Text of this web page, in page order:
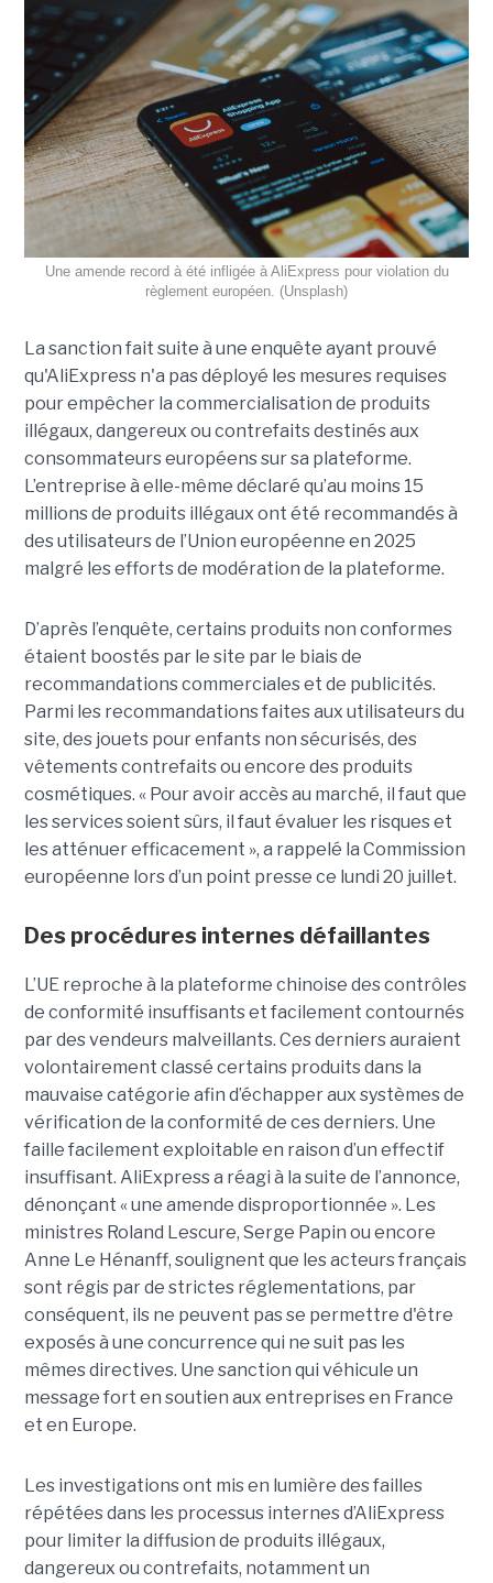
Une amende record à été infligée à AliExpress pour violation du
règlement européen. (Unsplash)
La sanction fait suite à une enquête ayant prouvé
qu'AliExpress n'a pas déployé les mesures requises
pour empêcher la commercialisation de produits
illégaux, dangereux ou contrefaits destinés aux
consommateurs européens sur sa plateforme.
L’entreprise à elle-même déclaré qu’au moins 15
millions de produits illégaux ont été recommandés à
des utilisateurs de l’Union européenne en 2025
malgré les efforts de modération de la plateforme.
D’après l’enquête, certains produits non conformes
étaient boostés par le site par le biais de
recommandations commerciales et de publicités.
Parmi les recommandations faites aux utilisateurs du
site, des jouets pour enfants non sécurisés, des
vêtements contrefaits ou encore des produits
cosmétiques. « Pour avoir accès au marché, il faut que
les services soient sûrs, il faut évaluer les risques et
les atténuer efficacement », a rappelé la Commission
européenne lors d’un point presse ce lundi 20 juillet.
Des procédures internes défaillantes
L’UE reproche à la plateforme chinoise des contrôles
de conformité insuffisants et facilement contournés
par des vendeurs malveillants. Ces derniers auraient
volontairement classé certains produits dans la
mauvaise catégorie afin d’échapper aux systèmes de
vérification de la conformité de ces derniers. Une
faille facilement exploitable en raison d’un effectif
insuffisant. AliExpress a réagi à la suite de l’annonce,
dénonçant « une amende disproportionnée ». Les
ministres Roland Lescure, Serge Papin ou encore
Anne Le Hénanff, soulignent que les acteurs français
sont régis par de strictes réglementations, par
conséquent, ils ne peuvent pas se permettre d'être
exposés à une concurrence qui ne suit pas les
mêmes directives. Une sanction qui véhicule un
message fort en soutien aux entreprises en France
et en Europe.
Les investigations ont mis en lumière des failles
répétées dans les processus internes d’AliExpress
pour limiter la diffusion de produits illégaux,
dangereux ou contrefaits, notamment un